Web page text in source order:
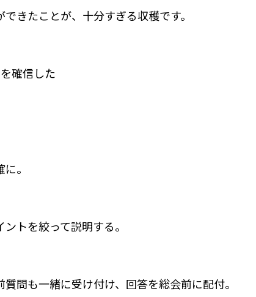
きたことが、十分すぎる収穫です。
確信した
。
トを絞って説明する。
問も一緒に受け付け、回答を総会前に配付。